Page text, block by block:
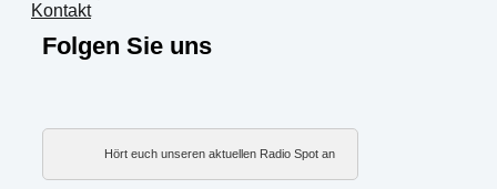
Kontakt
Folgen Sie uns
Hört euch unseren aktuellen Radio Spot an